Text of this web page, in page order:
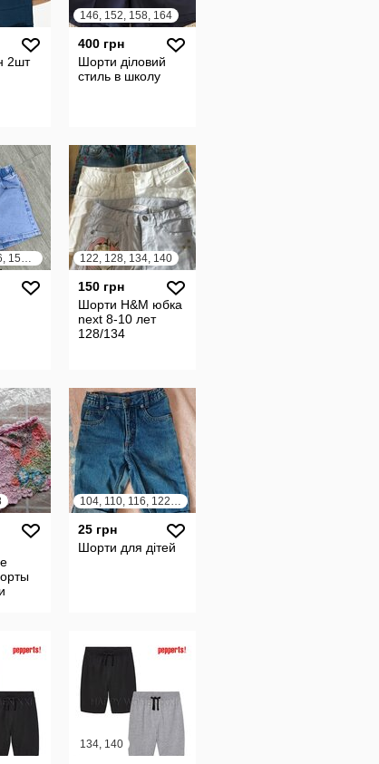
2шт
146, 152, 158, 164
400 грн
Шорти діловий
стиль в школу
134, 140, 146, 152, 158, 164 122, 128, 134, 140
150 грн
Шорти H&M юбка
next 8-10 лет
128/134
104, 110, 116, 122, 128, 134, 140
25 грн
Шорти для дітей
134, 140